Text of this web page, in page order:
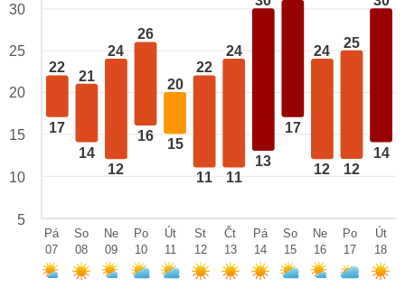
22
17
21
14
24
12
26
16
20
15
22
11
24
11
13
17
24
12
25
12
14
30
25
20
15
10
5
Pá
07
So
08
Ne
09
Po
10
Út
11
St
12
Čt
13
Pá
14
So
15
Ne
16
Po
17
Út
18